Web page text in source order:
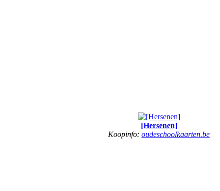
[Hersenen]
Koopinfo: oudeschoolkaarten.be